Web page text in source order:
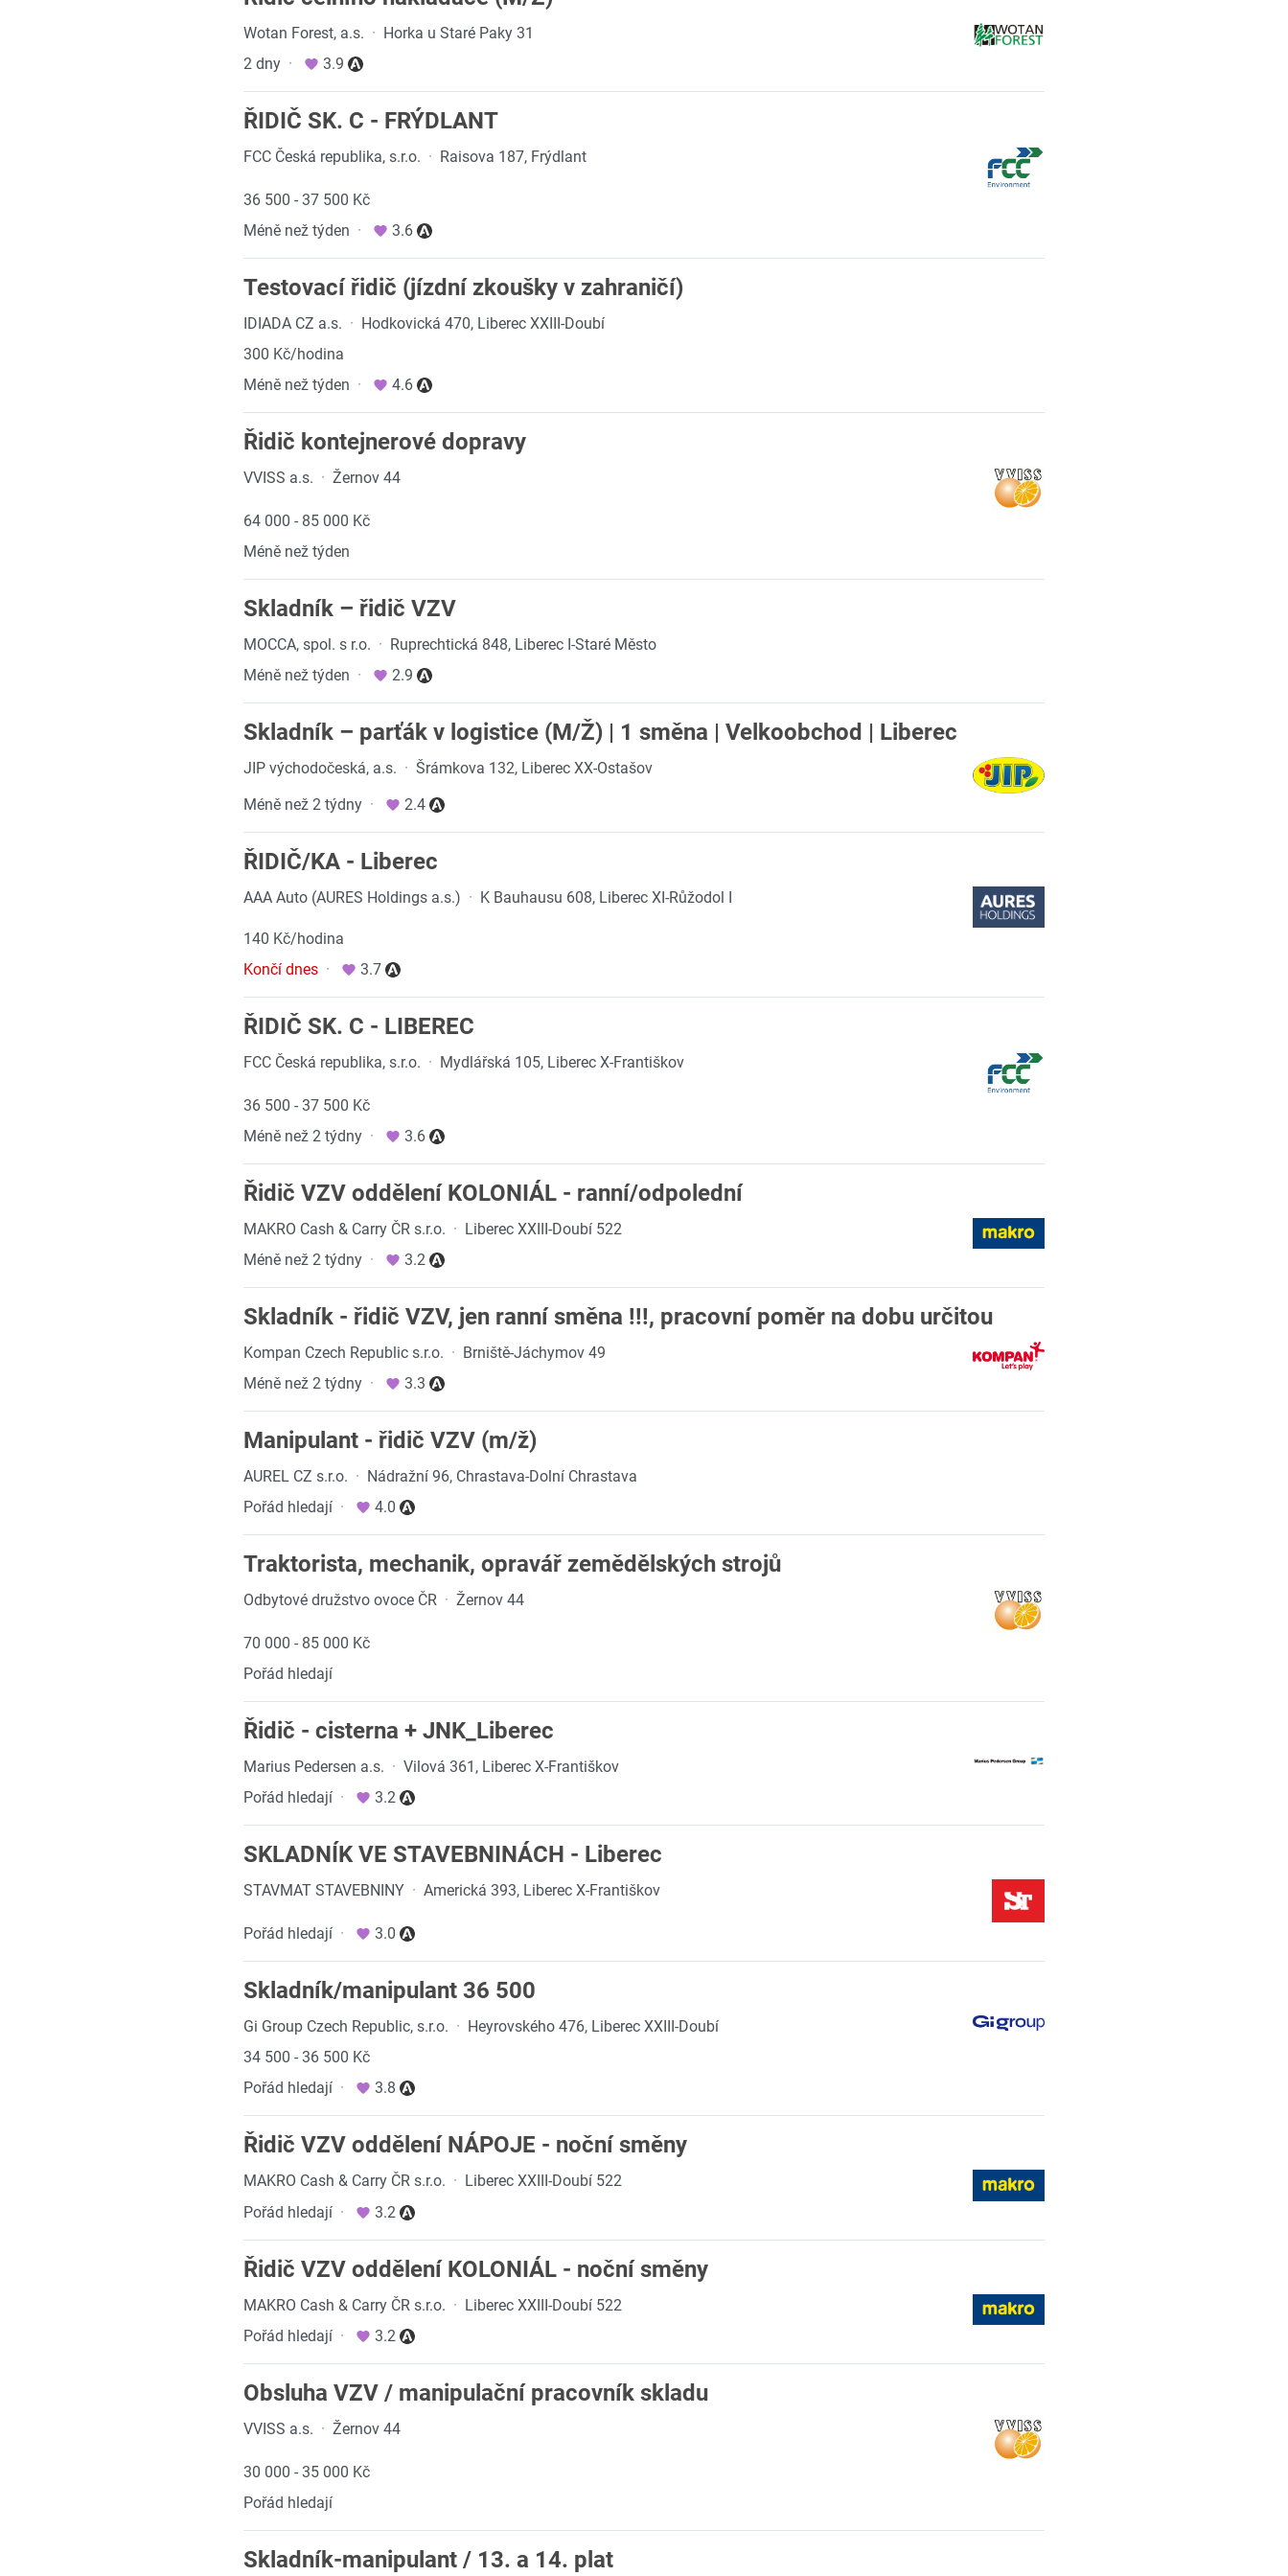
Wotan Forest, a.s. · Horka u Staré Paky 31
2 dny · 3.9
ŘIDIČ SK. C - FRÝDLANT
FCC Česká republika, s.r.o. · Raisova 187, Frýdlant
36 500 - 37 500 Kč
Méně než týden · 3.6
Testovací řidič (jízdní zkoušky v zahraničí)
IDIADA CZ a.s. · Hodkovická 470, Liberec XXIII-Doubí
300 Kč/hodina
Méně než týden · 4.6
Řidič kontejnerové dopravy
VVISS a.s. · Žernov 44
64 000 - 85 000 Kč
Méně než týden
Skladník – řidič VZV
MOCCA, spol. s r.o. · Ruprechtická 848, Liberec I-Staré Město
Méně než týden · 2.9
Skladník – parťák v logistice (M/Ž) | 1 směna | Velkoobchod | Liberec
JIP východočeská, a.s. · Šrámkova 132, Liberec XX-Ostašov
Méně než 2 týdny · 2.4
ŘIDIČ/KA - Liberec
AAA Auto (AURES Holdings a.s.) · K Bauhausu 608, Liberec XI-Růžodol I
140 Kč/hodina
Končí dnes · 3.7
ŘIDIČ SK. C - LIBEREC
FCC Česká republika, s.r.o. · Mydlářská 105, Liberec X-Františkov
36 500 - 37 500 Kč
Méně než 2 týdny · 3.6
Řidič VZV oddělení KOLONIÁL - ranní/odpolední
MAKRO Cash & Carry ČR s.r.o. · Liberec XXIII-Doubí 522
Méně než 2 týdny · 3.2
Skladník - řidič VZV, jen ranní směna !!!, pracovní poměr na dobu určitou
Kompan Czech Republic s.r.o. · Brniště-Jáchymov 49
Méně než 2 týdny · 3.3
Manipulant - řidič VZV (m/ž)
AUREL CZ s.r.o. · Nádražní 96, Chrastava-Dolní Chrastava
Pořád hledají · 4.0
Traktorista, mechanik, opravář zemědělských strojů
Odbytové družstvo ovoce ČR · Žernov 44
70 000 - 85 000 Kč
Pořád hledají
Řidič - cisterna + JNK_Liberec
Marius Pedersen a.s. · Vilová 361, Liberec X-Františkov
Pořád hledají · 3.2
SKLADNÍK VE STAVEBNINÁCH - Liberec
STAVMAT STAVEBNINY · Americká 393, Liberec X-Františkov
Pořád hledají · 3.0
Skladník/manipulant 36 500
Gi Group Czech Republic, s.r.o. · Heyrovského 476, Liberec XXIII-Doubí
34 500 - 36 500 Kč
Pořád hledají · 3.8
Řidič VZV oddělení NÁPOJE - noční směny
MAKRO Cash & Carry ČR s.r.o. · Liberec XXIII-Doubí 522
Pořád hledají · 3.2
Řidič VZV oddělení KOLONIÁL - noční směny
MAKRO Cash & Carry ČR s.r.o. · Liberec XXIII-Doubí 522
Pořád hledají · 3.2
Obsluha VZV / manipulační pracovník skladu
VVISS a.s. · Žernov 44
30 000 - 35 000 Kč
Pořád hledají
Skladník-manipulant / 13. a 14. plat